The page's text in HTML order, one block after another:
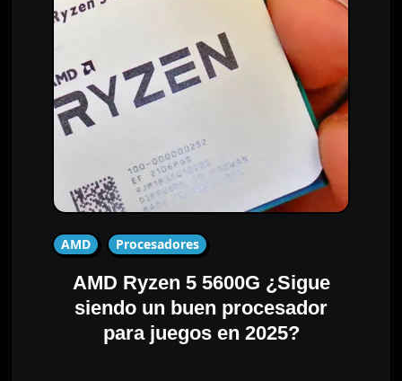
AMD Procesadores
AMD Ryzen 5 5600G ¿Sigue
siendo un buen procesador
para juegos en 2025?